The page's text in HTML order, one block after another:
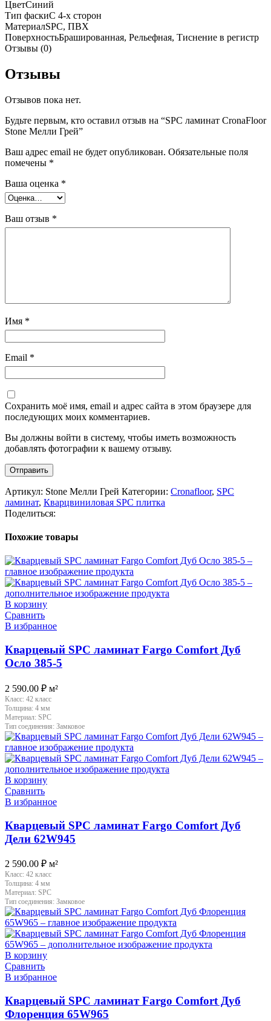
ЦветСиний
Тип фаскиС 4-х сторон
МатериалSPC, ПВХ
ПоверхностьБрашированная, Рельефная, Тиснение в регистр
Отзывы (0)
Отзывы
Отзывов пока нет.
Будьте первым, кто оставил отзыв на “SPC ламинат CronaFloor
Stone Мелли Грей”
Ваш адрес email не будет опубликован. Обязательные поля
помечены *
Ваша оценка *
Ваш отзыв *
Имя *
Email *
Сохранить моё имя, email и адрес сайта в этом браузере для
последующих моих комментариев.
Вы должны войти в систему, чтобы иметь возможность
добавлять фотографии к вашему отзыву.
Артикул: Stone Мелли Грей Категории: Cronafloor, SPC
ламинат, Кварцвиниловая SPC плитка
Поделиться:
Похожие товары
В корзину
Сравнить
В избранное
Кварцевый SPC ламинат Fargo Comfort Дуб
Осло 385-5
2 590.00 ₽ м²
Класс: 42 класс
Толщина: 4 мм
Материал: SPC
Тип соединения: Замковое
В корзину
Сравнить
В избранное
Кварцевый SPC ламинат Fargo Comfort Дуб
Дели 62W945
2 590.00 ₽ м²
Класс: 42 класс
Толщина: 4 мм
Материал: SPC
Тип соединения: Замковое
В корзину
Сравнить
В избранное
Кварцевый SPC ламинат Fargo Comfort Дуб
Флоренция 65W965